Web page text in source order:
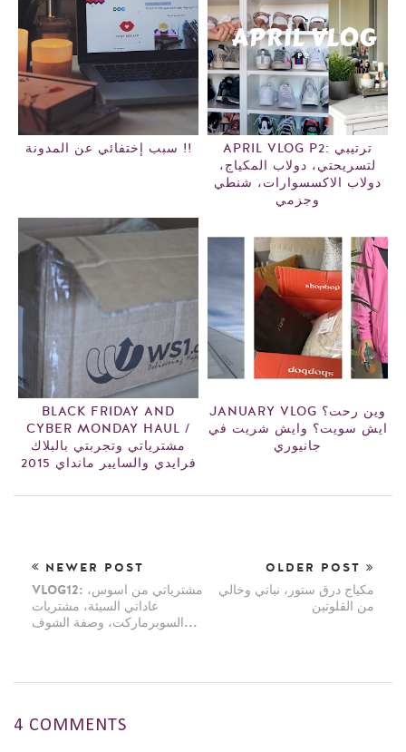
سبب إختفائي عن المدونة !!
APRIL VLOG P2: ترتيبي
لتسريحتي، دولاب المكياج،
دولاب الاكسسوارات، شنطي
وجزمي
BLACK FRIDAY AND
CYBER MONDAY HAUL /
مشترياتي وتجربتي بالبلاك
فرايدي والسايبر مانداي 2015
JANUARY VLOG وين رحت؟
ايش سويت؟ وايش شريت في
جانيوري
NEWER POST
VLOG12: مشترياتي من اسوس،
عاداتي السيئة، مشتريات
السوبرماركت، وصفة الشوف...
OLDER POST
مكياج درق ستور، نباتي وخالي
من القلوتين
4 COMMENTS